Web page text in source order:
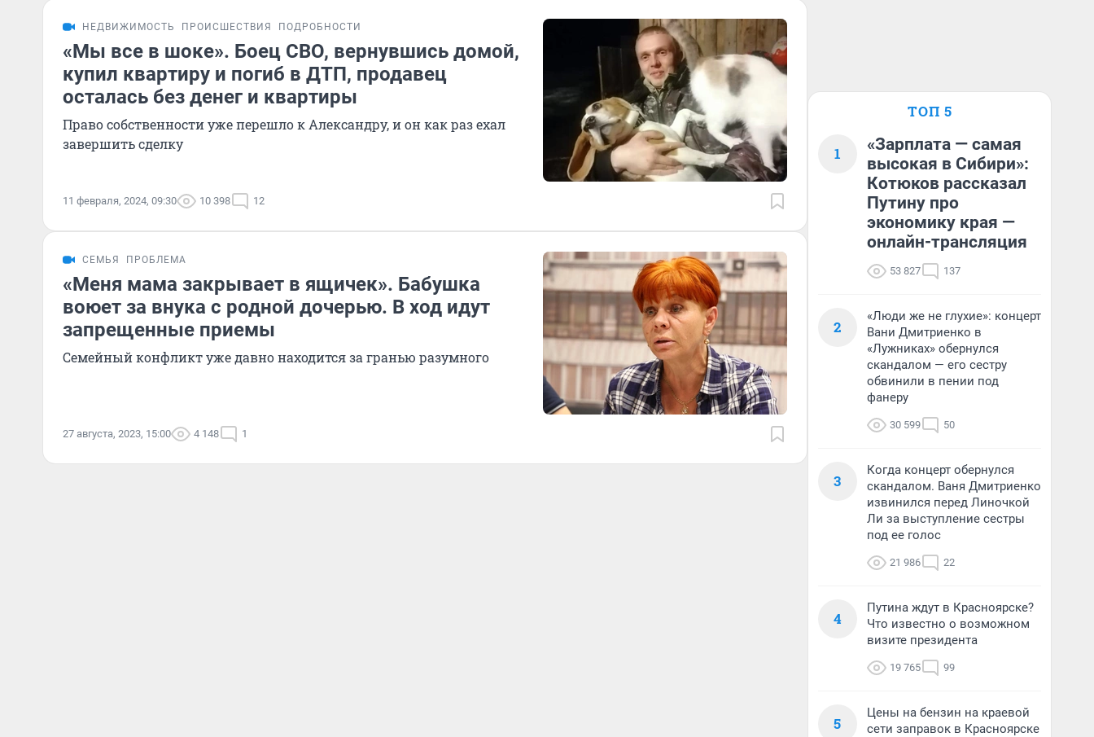
НЕДВИЖИМОСТЬ ПРОИСШЕСТВИЯ ПОДРОБНОСТИ
«Мы все в шоке». Боец СВО, вернувшись домой,
купил квартиру и погиб в ДТП, продавец
осталась без денег и квартиры
Право собственности уже перешло к Александру, и он как раз ехал
завершить сделку
11 февраля, 2024, 09:30 10 398 12
СЕМЬЯ ПРОБЛЕМА
«Меня мама закрывает в ящичек». Бабушка
воюет за внука с родной дочерью. В ход идут
запрещенные приемы
Семейный конфликт уже давно находится за гранью разумного
27 августа, 2023, 15:00 4 148 1
ТОП 5
1
«Зарплата — самая
высокая в Сибири»:
Котюков рассказал
Путину про
экономику края —
онлайн-трансляция
53 827 137
2
«Люди же не глухие»: концерт
Вани Дмитриенко в
«Лужниках» обернулся
скандалом — его сестру
обвинили в пении под
фанеру
30 599 50
3
Когда концерт обернулся
скандалом. Ваня Дмитриенко
извинился перед Линочкой
Ли за выступление сестры
под ее голос
21 986 22
4
Путина ждут в Красноярске?
Что известно о возможном
визите президента
19 765 99
5
Цены на бензин на краевой
сети заправок в Красноярске